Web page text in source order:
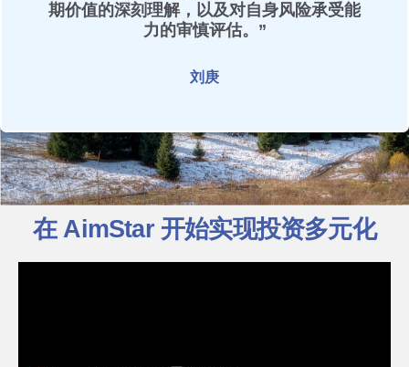
期价值的深刻理解，以及对自身风险承受能
力的审慎评估。”
刘庚
在 AimStar 开始实现投资多元化